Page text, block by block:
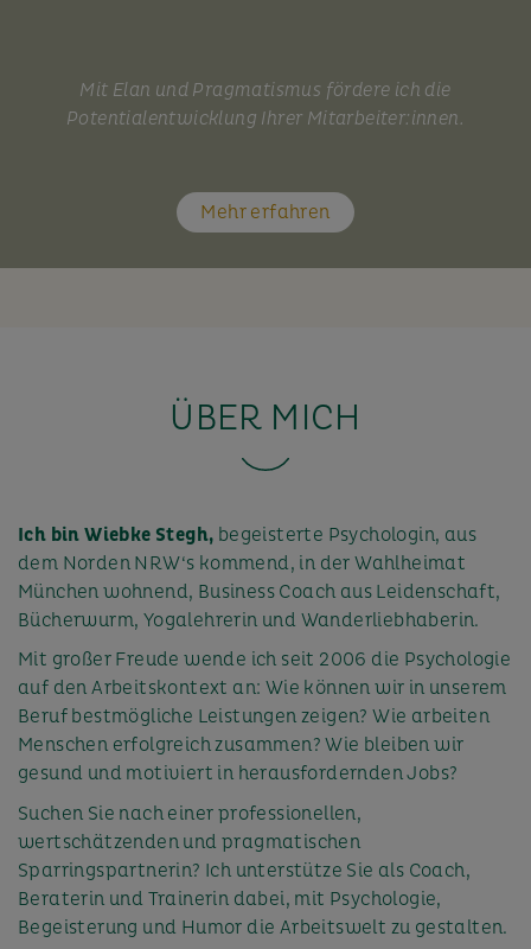
Mit Elan und Pragmatismus fördere ich die
Potentialentwicklung Ihrer Mitarbeiter:innen.
Mehr erfahren
ÜBER MICH
Ich bin Wiebke Stegh, begeisterte Psychologin, aus
dem Norden NRW‘s kommend, in der Wahlheimat
München wohnend, Business Coach aus Leidenschaft,
Bücherwurm, Yogalehrerin und Wanderliebhaberin.
Mit großer Freude wende ich seit 2006 die Psychologie
auf den Arbeitskontext an: Wie können wir in unserem
Beruf bestmögliche Leistungen zeigen? Wie arbeiten
Menschen erfolgreich zusammen? Wie bleiben wir
gesund und motiviert in herausfordernden Jobs?
Suchen Sie nach einer professionellen,
wertschätzenden und pragmatischen
Sparringspartnerin? Ich unterstütze Sie als Coach,
Beraterin und Trainerin dabei, mit Psychologie,
Begeisterung und Humor die Arbeitswelt zu gestalten.